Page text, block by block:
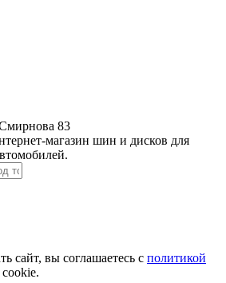
83
магазин шин и дисков для
сайт, вы соглашаетесь с политикой